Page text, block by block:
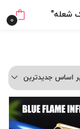
شعله" 0
اساس جدیدترین